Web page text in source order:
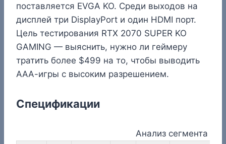
поставляется EVGA KO. Среди выходов на
дисплей три DisplayPort и один HDMI порт.
Цель тестирования RTX 2070 SUPER KO
GAMING — выяснить, нужно ли геймеру
тратить более $499 на то, чтобы выводить
ААА-игры с высоким разрешением.
Спецификации
Анализ сегмента